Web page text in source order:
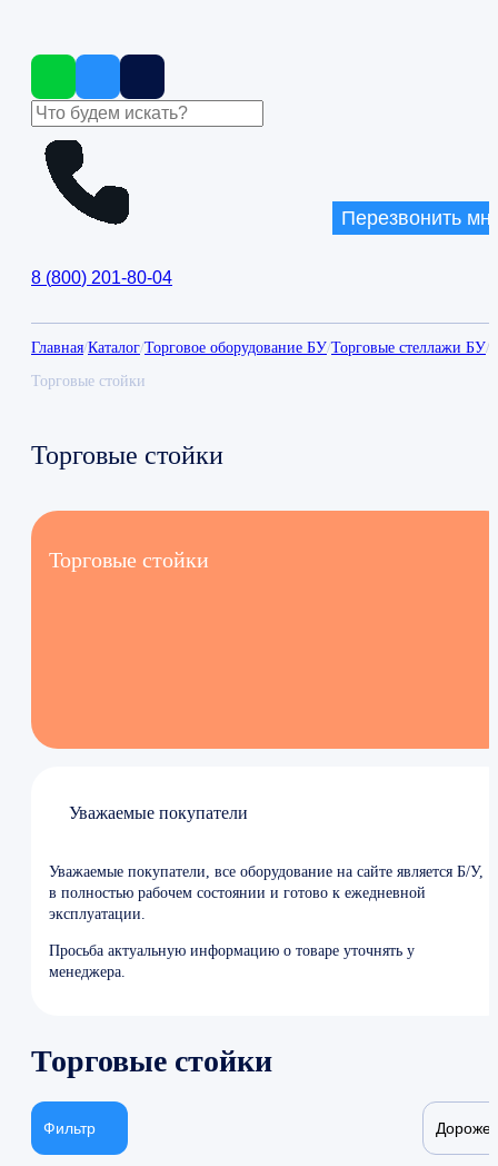
8 (800) 201-80-04
Перезвонить
Главная/Каталог/Торговое оборудование БУ/Торговые стеллажи БУ/
Торговые стойки
Торговые стойки
Торговые стойки
Уважаемые покупатели
Уважаемые покупатели, все оборудование на сайте является Б/У,
в полностью рабочем состоянии и готово к ежедневной
эксплуатации.
Просьба актуальную информацию о товаре уточнять у
менеджера.
Торговые стойки
Фильтр Дороже